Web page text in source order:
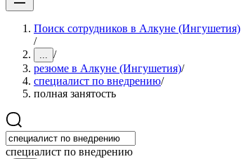
Поиск сотрудников в Алкуне (Ингушетия)
/
... /
резюме в Алкуне (Ингушетия)/
специалист по внедрению/
полная занятость
специалист по внедрению